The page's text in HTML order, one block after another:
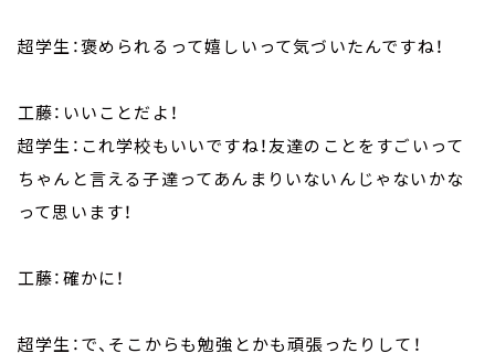
超学生：褒められるって嬉しいって気づいたんですね！
工藤：いいことだよ！
超学生：これ学校もいいですね！友達のことをすごいって
ちゃんと言える子達ってあんまりいないんじゃないかな
って思います！
工藤：確かに！
超学生：で、そこからも勉強とかも頑張ったりして！